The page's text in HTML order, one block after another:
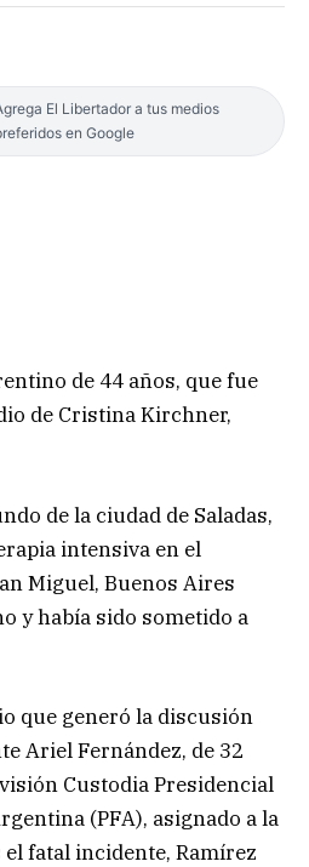
El Libertador a tus medios
en Google
de 44 años, que fue
de Cristina Kirchner,
de la ciudad de Saladas,
intensiva en el
Miguel, Buenos Aires
y había sido sometido a
que generó la discusión
Ariel Fernández, de 32
Custodia Presidencial
(PFA), asignado a la
fatal incidente, Ramírez